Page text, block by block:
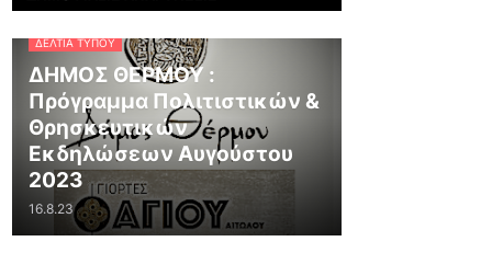
ΔΕΛΤΊΑ ΤΎΠΟΥ
ΔΗΜΟΣ ΘΕΡΜΟΥ :
Πρόγραμμα Πολιτιστικών &
Θρησκευτικών
Εκδηλώσεων Αυγούστου
2023
16.8.23